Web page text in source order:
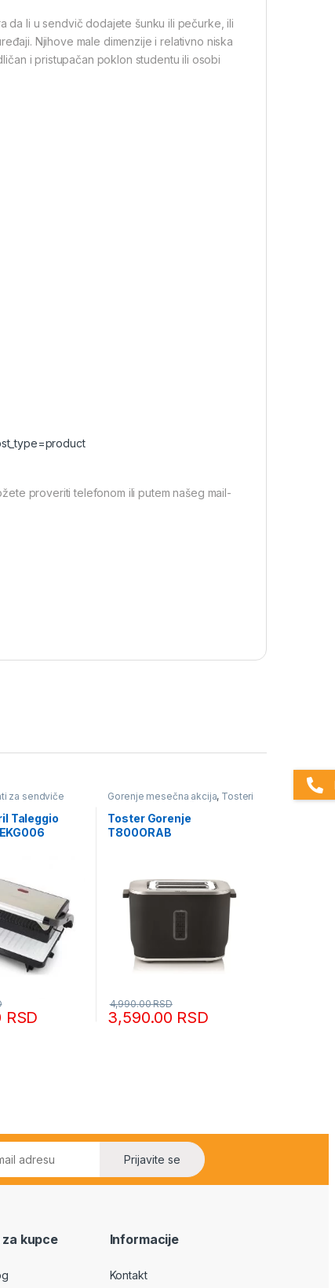
da li u sendvič dodajete šunku ili pečurke, ili
Njihove male dimenzije i relativno niska
i pristupačan poklon studentu ili osobi
proveriti telefonom ili putem našeg mail-
za sendviče
Taleggio
RSD
Gorenje mesečna akcija, Tosteri
i aparati za sendviče
Toster Gorenje
T800ORAB
3,590.00 RSD
4,990.00RSD
Prijavite se
za kupce Informacije
Kontakt